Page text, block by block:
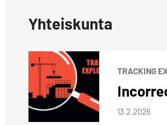
Yhteiskunta
TRACKING
13.2.2026